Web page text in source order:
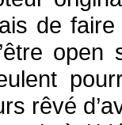
de faire
rêvé